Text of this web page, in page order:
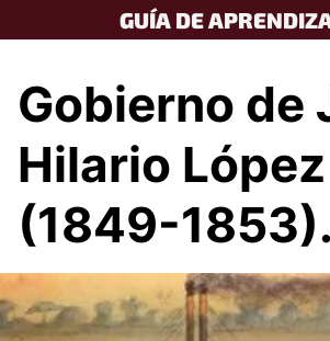
to
GUÍA DE
Gobierno de
Hilario López
(1849-1853).